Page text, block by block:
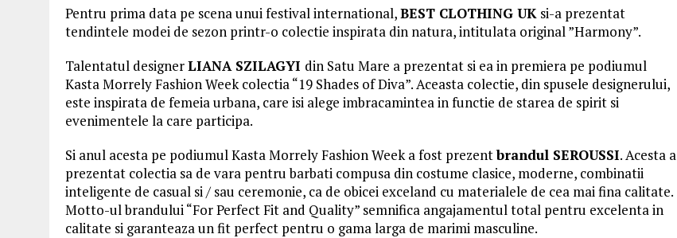
Pentru prima data pe scena unui festival international,BEST CLOTHING UK si-a prezentat
tendintele modei de sezon printr-o colectie inspirata din natura, intitulata original ”Harmony”.
Talentatul designerLIANA SZILAGYI din Satu Mare a prezentat si ea in premiera pe podiumul
Kasta Morrely Fashion Week colectia “19 Shades of Diva”. Aceasta colectie, din spusele designerului,
este inspirata de femeia urbana, care isi alege imbracamintea in functie de starea de spirit si
evenimentele la care participa.
Si anul acesta pe podiumul Kasta Morrely Fashion Week a fost prezentbrandul SEROUSSI. Acesta a
prezentat colectia sa de vara pentru barbati compusa din costume clasice, moderne, combinatii
inteligente de casual si / sau ceremonie, ca de obicei exceland cu materialele de cea mai fina calitate.
Motto-ul brandului “For Perfect Fit and Quality” semnifica angajamentul total pentru excelenta in
calitate si garanteaza un fit perfect pentru o gama larga de marimi masculine.